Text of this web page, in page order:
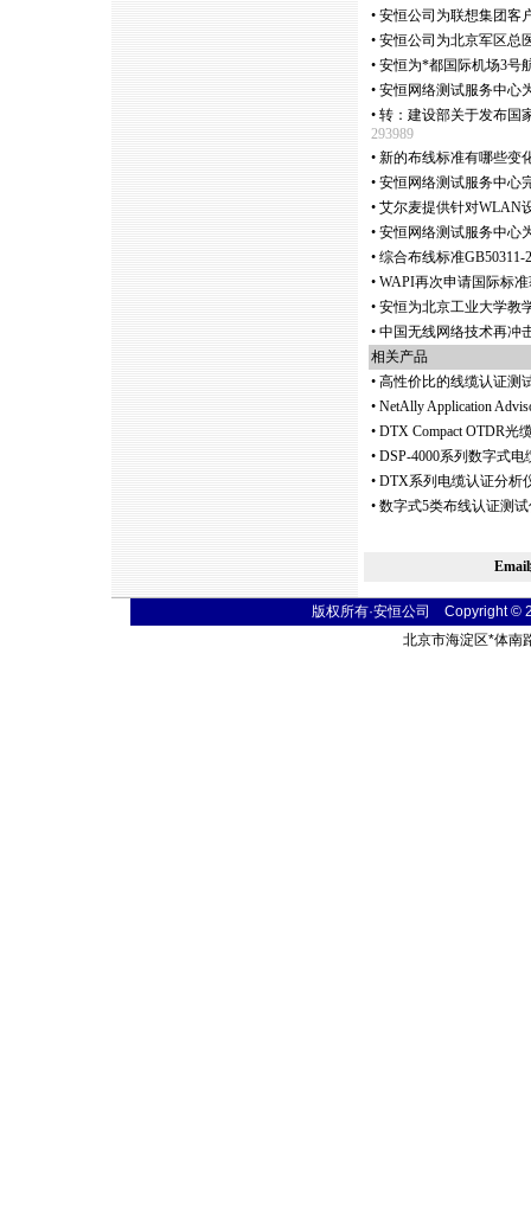
• 安恒公司为联想集团客
• 安恒公司为北京军区总
• 安恒为*都国际机场3号
• 安恒网络测试服务中心
• 转：建设部关于发布国
293989
• 新的布线标准有哪些变
• 安恒网络测试服务中心
• 艾尔麦提供针对WLAN
• 安恒网络测试服务中心
• 综合布线标准GB50311-
• WAPI再次申请国际标
• 安恒为北京工业大学教
• 中国无线网络技术再冲
相关产品
• 高性价比的线缆认证测
• NetAlly Application
• DTX Compact OTDR光
• DSP-4000系列数字式
• DTX系列电缆认证分析
• 数字式5类布线认证测试
版权所有·安恒公司 Copyright
北京市海淀区*体南